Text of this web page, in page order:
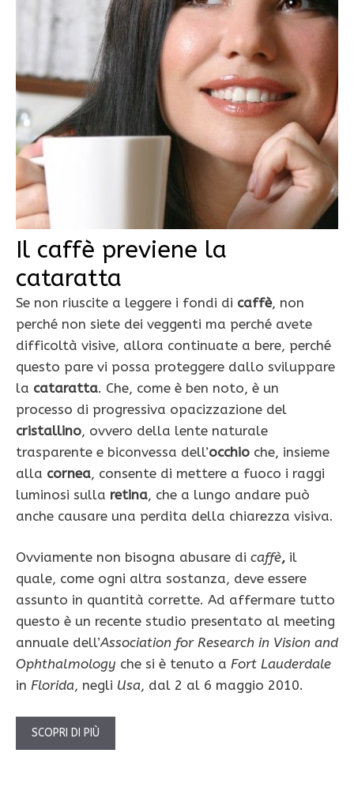
Il caffè previene la
cataratta
Se non riuscite a leggere i fondi di caffè, non
perché non siete dei veggenti ma perché avete
difficoltà visive, allora continuate a bere, perché
questo pare vi possa proteggere dallo sviluppare
la cataratta. Che, come è ben noto, è un
processo di progressiva opacizzazione del
cristallino, ovvero della lente naturale
trasparente e biconvessa dell’occhio che, insieme
alla cornea, consente di mettere a fuoco i raggi
luminosi sulla retina, che a lungo andare può
anche causare una perdita della chiarezza visiva.
Ovviamente non bisogna abusare di caffè, il
quale, come ogni altra sostanza, deve essere
assunto in quantità corrette. Ad affermare tutto
questo è un recente studio presentato al meeting
annuale dell’Association for Research in Vision and
Ophthalmology che si è tenuto a Fort Lauderdale
in Florida, negli Usa, dal 2 al 6 maggio 2010.
SCOPRI DI PIÙ